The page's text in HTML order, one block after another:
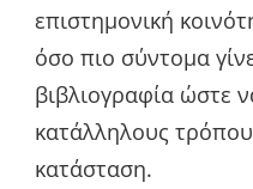
επιστημονική
όσο πιο σύντομα
βιβλιογραφία ώστε
κατάλληλους
κατάσταση.